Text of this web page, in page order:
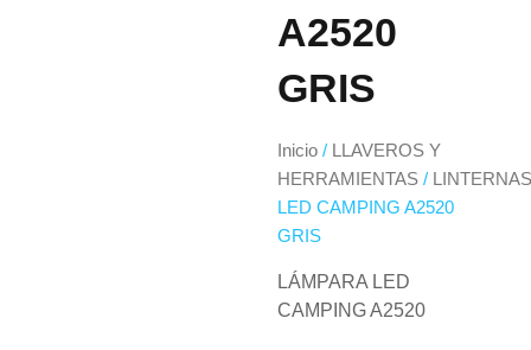
A2520
GRIS
Inicio /
LLAVEROS Y
HERRAMIENTAS /
LINTERNAS
LED CAMPING A2520
GRIS
LÁMPARA LED
CAMPING A2520